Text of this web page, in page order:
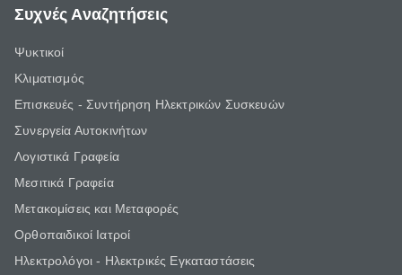
Συχνές Αναζητήσεις
Ψυκτικοί
Κλιματισμός
Επισκευές - Συντήρηση Ηλεκτρικών Συσκευών
Συνεργεία Αυτοκινήτων
Λογιστικά Γραφεία
Μεσιτικά Γραφεία
Μετακομίσεις και Μεταφορές
Ορθοπαιδικοί Ιατροί
Ηλεκτρολόγοι - Ηλεκτρικές Εγκαταστάσεις